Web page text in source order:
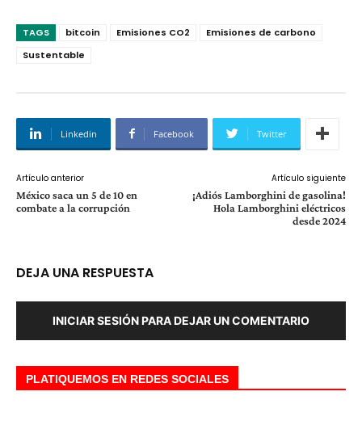
TAGS bitcoin Emisiones CO2
Emisiones de carbono
Sustentable
Linkedin Facebook Twitter
Artículo anterior
México saca un 5 de 10 en
combate a la corrupción
Artículo siguiente
¡Adiós Lamborghini de gasolina!
Hola Lamborghini eléctricos
desde 2024
DEJA UNA RESPUESTA
INICIAR SESIÓN PARA DEJAR UN COMENTARIO
PLATIQUEMOS EN REDES SOCIALES